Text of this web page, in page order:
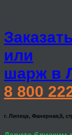
или
шарж в
8 800
г. Липецк, Фанерная,5,